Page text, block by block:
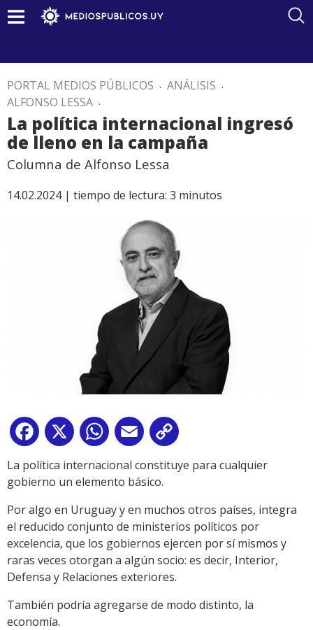
PORTAL MEDIOS PÚBLICOS . ANÁLISIS .
ALFONSO LESSA .
La política internacional ingresó
de lleno en la campaña
Columna de Alfonso Lessa
14.02.2024 | tiempo de lectura: 3 minutos
Facebook
X WhatsApp
Email
Link
La política internacional constituye para cualquier
gobierno un elemento básico.
Por algo en Uruguay y en muchos otros países, integra
el reducido conjunto de ministerios políticos por
excelencia, que los gobiernos ejercen por sí mismos y
raras veces otorgan a algún socio: es decir, Interior,
Defensa y Relaciones exteriores.
También podría agregarse de modo distinto, la
economía.